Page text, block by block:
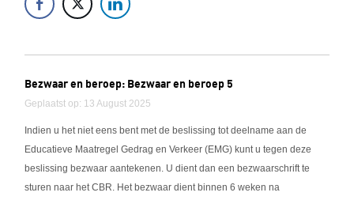
Bezwaar en beroep: Bezwaar en beroep 5
Geplaatst op: 13 August 2025
Indien u het niet eens bent met de beslissing tot deelname aan de
Educatieve Maatregel Gedrag en Verkeer (EMG) kunt u tegen deze
beslissing bezwaar aantekenen. U dient dan een bezwaarschrift te
sturen naar het CBR. Het bezwaar dient binnen 6 weken na